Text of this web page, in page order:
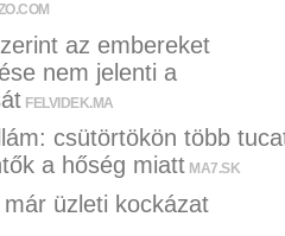
az embereket
nem jelenti a
FELVIDEK.MA
csütörtökön több
a hőség miatt MA7.SK
üzleti kockázat